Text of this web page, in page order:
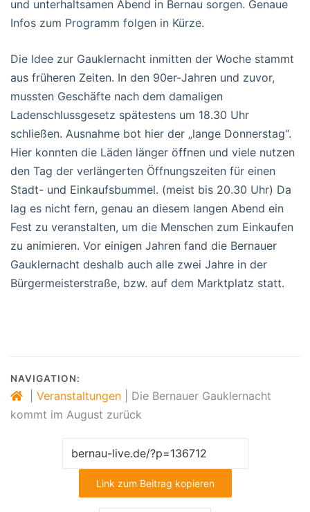
und unterhaltsamen Abend in Bernau sorgen. Genaue
Infos zum Programm folgen in Kürze.
Die Idee zur Gauklernacht inmitten der Woche stammt
aus früheren Zeiten. In den 90er-Jahren und zuvor,
mussten Geschäfte nach dem damaligen
Ladenschlussgesetz spätestens um 18.30 Uhr
schließen. Ausnahme bot hier der „lange Donnerstag“.
Hier konnten die Läden länger öffnen und viele nutzen
den Tag der verlängerten Öffnungszeiten für einen
Stadt- und Einkaufsbummel. (meist bis 20.30 Uhr) Da
lag es nicht fern, genau an diesem langen Abend ein
Fest zu veranstalten, um die Menschen zum Einkaufen
zu animieren. Vor einigen Jahren fand die Bernauer
Gauklernacht deshalb auch alle zwei Jahre in der
Bürgermeisterstraße, bzw. auf dem Marktplatz statt.
NAVIGATION:
Veranstaltungen
Die Bernauer Gauklernacht
kommt im August zurück
Link zum Beitrag kopieren